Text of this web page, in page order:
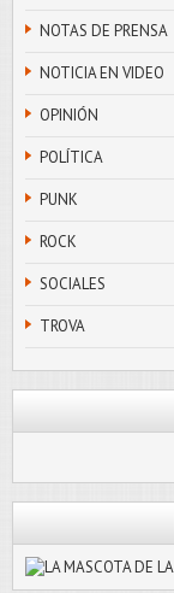
NOTAS DE PRENSA
NOTICIA EN VIDEO
OPINIÓN
POLÍTICA
PUNK
ROCK
SOCIALES
TROVA